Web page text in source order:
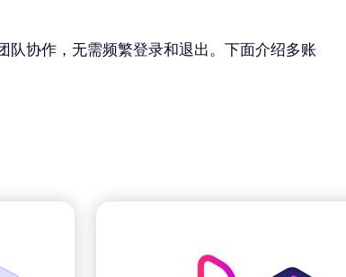
协作，无需频繁登录和退出。下面介绍多账